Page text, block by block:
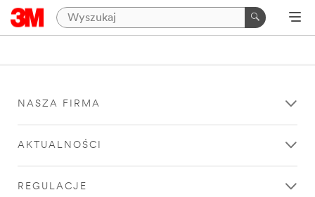
NASZA FIRMA
AKTUALNOŚCI
REGULACJE